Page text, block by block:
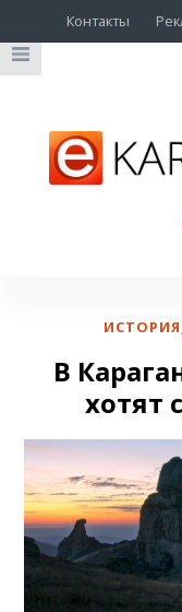
Контакты
ИСТОРИЯ
В
хотят